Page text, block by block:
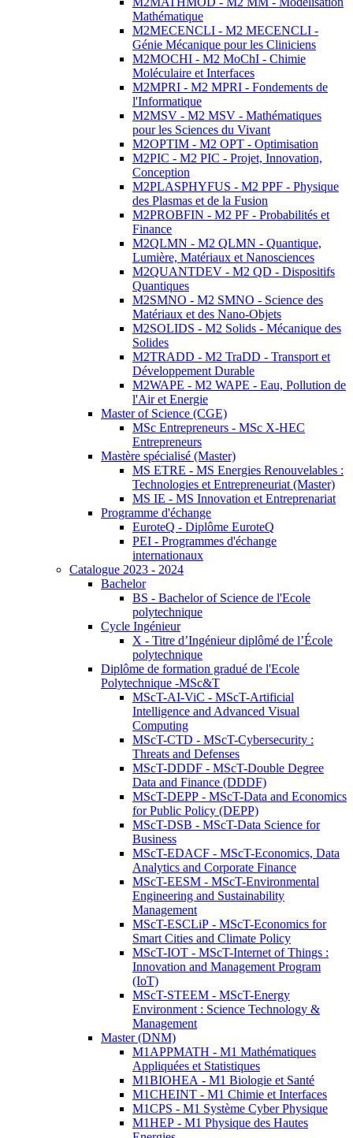
Mathématique
M2MECENCLI - M2 MECENCLI -
Génie Mécanique pour les Cliniciens
M2MOCHI - M2 MoChI - Chimie
Moléculaire et Interfaces
M2MPRI - M2 MPRI - Fondements de
l'Informatique
M2MSV - M2 MSV - Mathématiques
pour les Sciences du Vivant
M2OPTIM - M2 OPT - Optimisation
M2PIC - M2 PIC - Projet, Innovation,
Conception
M2PLASPHYFUS - M2 PPF - Physique
des Plasmas et de la Fusion
M2PROBFIN - M2 PF - Probabilités et
Finance
M2QLMN - M2 QLMN - Quantique,
Lumière, Matériaux et Nanosciences
M2QUANTDEV - M2 QD - Dispositifs
Quantiques
M2SMNO - M2 SMNO - Science des
Matériaux et des Nano-Objets
M2SOLIDS - M2 Solids - Mécanique des
Solides
M2TRADD - M2 TraDD - Transport et
Développement Durable
M2WAPE - M2 WAPE - Eau, Pollution de
l'Air et Energie
Master of Science (CGE)
MSc Entrepreneurs - MSc X-HEC
Entrepreneurs
Mastère spécialisé (Master)
MS ETRE - MS Energies Renouvelables :
Technologies et Entrepreneuriat (Master)
MS IE - MS Innovation et Entreprenariat
Programme d'échange
EuroteQ - Diplôme EuroteQ
PEI - Programmes d'échange
internationaux
Catalogue 2023 - 2024
Bachelor
BS - Bachelor of Science de l'Ecole
polytechnique
Cycle Ingénieur
X - Titre d’Ingénieur diplômé de l’École
polytechnique
Diplôme de formation gradué de l'Ecole
Polytechnique -MSc&T
MScT-AI-ViC - MScT-Artificial
Intelligence and Advanced Visual
Computing
MScT-CTD - MScT-Cybersecurity :
Threats and Defenses
MScT-DDDF - MScT-Double Degree
Data and Finance (DDDF)
MScT-DEPP - MScT-Data and Economics
for Public Policy (DEPP)
MScT-DSB - MScT-Data Science for
Business
MScT-EDACF - MScT-Economics, Data
Analytics and Corporate Finance
MScT-EESM - MScT-Environmental
Engineering and Sustainability
Management
MScT-ESCLiP - MScT-Economics for
Smart Cities and Climate Policy
MScT-IOT - MScT-Internet of Things :
Innovation and Management Program
(IoT)
MScT-STEEM - MScT-Energy
Environment : Science Technology &
Management
Master (DNM)
M1APPMATH - M1 Mathématiques
Appliquées et Statistiques
M1BIOHEA - M1 Biologie et Santé
M1CHEINT - M1 Chimie et Interfaces
M1CPS - M1 Système Cyber Physique
M1HEP - M1 Physique des Hautes